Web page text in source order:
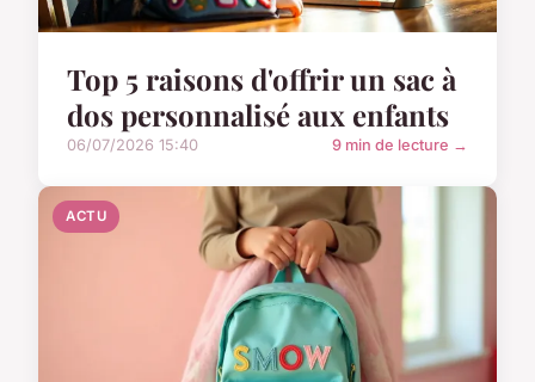
Top 5 raisons d'offrir un sac à
dos personnalisé aux enfants
06/07/2026 15:40 9 min de lecture →
ACTU